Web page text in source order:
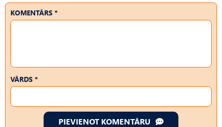
KOMENTĀRS *
VĀRDS *
PIEVIENOT KOMENTĀRU